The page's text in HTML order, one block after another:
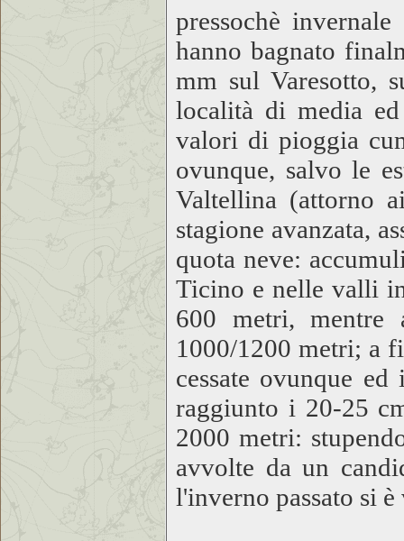
pressochè
hanno bagnato
mm sul Varesotto,
località di media ed
valori di pioggia
ovunque, salvo le
Valtellina (attorno
stagione avanzata,
quota neve:
Ticino e nelle valli
600 metri,
1000/1200 metri; a
cessate ovunque
raggiunto i 20-25
2000 metri:
avvolte da un
l'inverno passato si